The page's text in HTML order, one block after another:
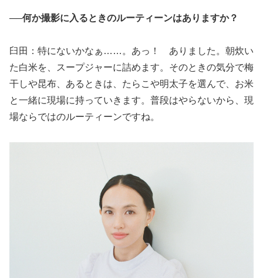
──何か撮影に入るときのルーティーンはありますか？
臼田：特にないかなぁ……。あっ！ ありました。朝炊い
た白米を、スープジャーに詰めます。そのときの気分で梅
干しや昆布、あるときは、たらこや明太子を選んで、お米
と一緒に現場に持っていきます。普段はやらないから、現
場ならではのルーティーンですね。